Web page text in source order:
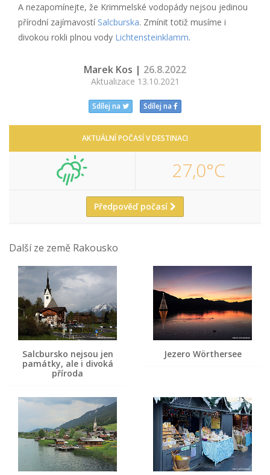
A nezapomínejte, že Krimmelské vodopády nejsou jedinou
přírodní zajímavostí Salcburska. Zmínit totiž musíme i
divokou rokli plnou vody Lichtensteinklamm.
Marek Kos | 26.8.2022
Aktualizace 13.10.2021
Sdílej na Sdílej na
AKTUÁLNÍ POČASÍ V DESTINACI
27,0°C
Předpověď počasí
Další ze země Rakousko
Salcbursko nejsou jen
památky, ale i divoká
příroda
Jezero Wörthersee